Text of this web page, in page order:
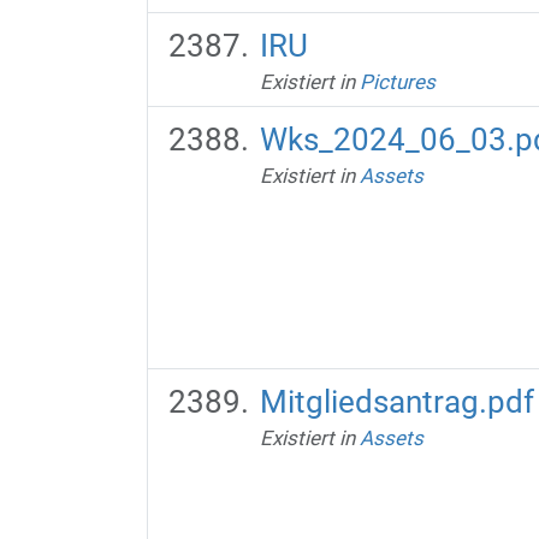
IRU
Existiert in Pictures
Existiert in Assets
Mitgliedsantrag.pdf
Existiert in Assets